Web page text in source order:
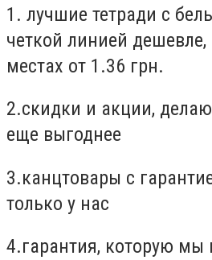
1. лучшие тетради с
четкой линией дешевле,
местах от 1.36 грн.
2.скидки и акции,
еще выгоднее
3.канцтовары с
только у нас
4.гарантия, которую мы